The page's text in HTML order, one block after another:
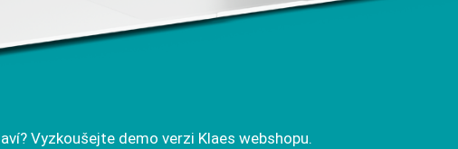
Vyzkoušejte demo verzi Klaes webshopu.